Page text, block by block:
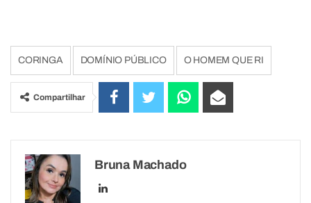
CORINGA DOMÍNIO PÚBLICO O HOMEM QUE RI
Compartilhar
Bruna Machado